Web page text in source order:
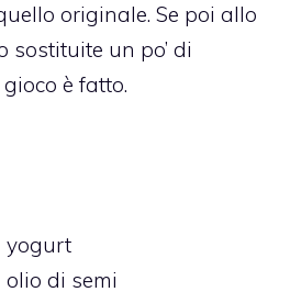
originale. Se poi allo
sostituite un po’ di
è fatto.
yogurt
olio di semi